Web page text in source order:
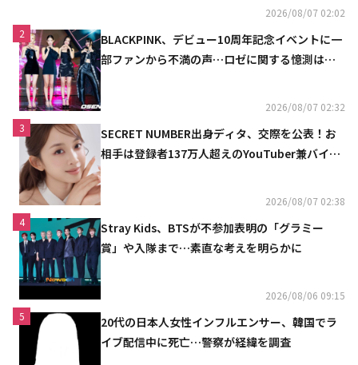
2026/08/07 02:02
2
BLACKPINK、デビュー10周年記念イベントに一
部ファンから不満の声…ロゼに関する憶測は否
2026/08/07 02:32
3
SECRET NUMBER出身ディタ、交際を公表！お
相手は登録者137万人超えのYouTuber兼バイオ
2026/08/07 02:38
4
Stray Kids、BTSが不参加表明の「グラミー
賞」や入隊まで…素直な考えを明らかに
2026/08/06 09:15
5
20代の日本人女性インフルエンサー、韓国でラ
イブ配信中に死亡…警察が経緯を調査